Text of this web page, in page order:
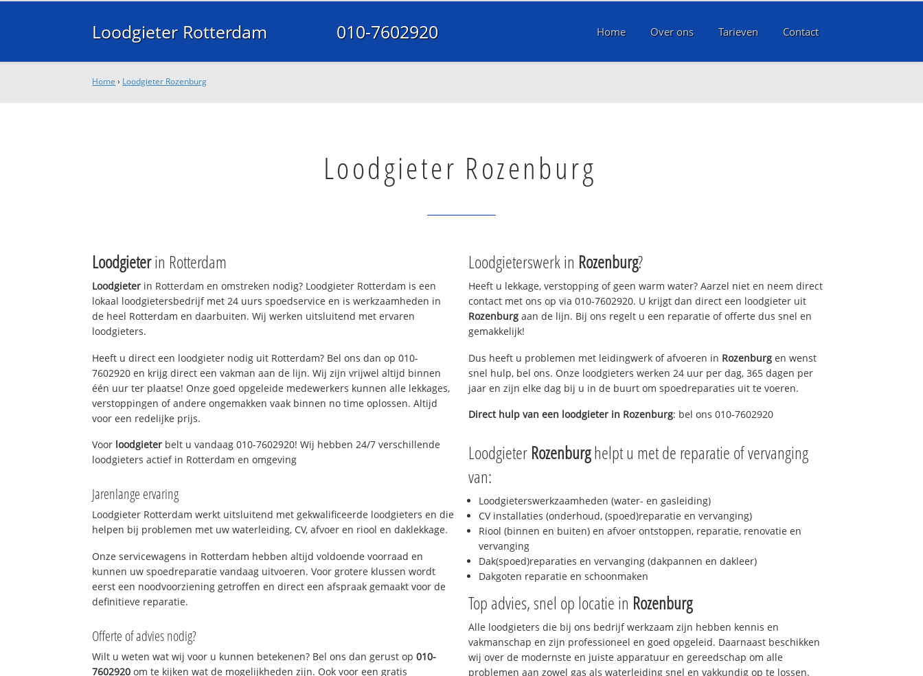
Loodgieter Rotterdam 010-7602920 Home Over ons Tarieven Contact
Home › Loodgieter Rozenburg
Loodgieter Rozenburg
Loodgieterin Rotterdam
Loodgieter in Rotterdam en omstreken nodig? Loodgieter Rotterdam is een
lokaal loodgietersbedrijf met 24 uurs spoedservice en is werkzaamheden in
de heel Rotterdam en daarbuiten. Wij werken uitsluitend met ervaren
loodgieters.
Heeft u direct een loodgieter nodig uit Rotterdam? Bel ons dan op 010-
7602920 en krijg direct een vakman aan de lijn. Wij zijn vrijwel altijd binnen
één uur ter plaatse! Onze goed opgeleide medewerkers kunnen alle lekkages,
verstoppingen of andere ongemakken vaak binnen no time oplossen. Altijd
voor een redelijke prijs.
Voor loodgieter belt u vandaag 010-7602920! Wij hebben 24/7 verschillende
loodgieters actief in Rotterdam en omgeving
Jarenlange ervaring
Loodgieter Rotterdam werkt uitsluitend met gekwalificeerde loodgieters en die
helpen bij problemen met uw waterleiding, CV, afvoer en riool en daklekkage.
Onze servicewagens in Rotterdam hebben altijd voldoende voorraad en
kunnen uw spoedreparatie vandaag uitvoeren. Voor grotere klussen wordt
eerst een noodvoorziening getroffen en direct een afspraak gemaakt voor de
definitieve reparatie.
Offerte of advies nodig?
Wilt u weten wat wij voor u kunnen betekenen? Bel ons dan gerust op010-
7602920 om te kijken wat de mogelijkheden zijn. Ook voor een gratis
Loodgieterswerk in Rozenburg?
Heeft u lekkage, verstopping of geen warm water? Aarzel niet en neem direct
contact met ons op via 010-7602920. U krijgt dan direct een loodgieter uit
Rozenburg aan de lijn. Bij ons regelt u een reparatie of offerte dus snel en
gemakkelijk!
Dus heeft u problemen met leidingwerk of afvoeren in Rozenburg en wenst
snel hulp, bel ons. Onze loodgieters werken 24 uur per dag, 365 dagen per
jaar en zijn elke dag bij u in de buurt om spoedreparaties uit te voeren.
Direct hulp van een loodgieter in Rozenburg: bel ons 010-7602920
Loodgieter Rozenburghelpt u met de reparatie of vervanging
van:
Loodgieterswerkzaamheden (water- en gasleiding)
CV installaties (onderhoud, (spoed)reparatie en vervanging)
Riool (binnen en buiten) en afvoer ontstoppen, reparatie, renovatie en
vervanging
Dak(spoed)reparaties en vervanging (dakpannen en dakleer)
Dakgoten reparatie en schoonmaken
Top advies, snel op locatie in Rozenburg
Alle loodgieters die bij ons bedrijf werkzaam zijn hebben kennis en
vakmanschap en zijn professioneel en goed opgeleid. Daarnaast beschikken
wij over de modernste en juiste apparatuur en gereedschap om alle
problemen aan zowel gas als waterleiding snel en vakkundig op te lossen.